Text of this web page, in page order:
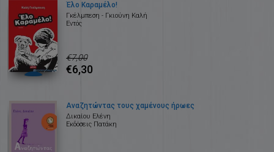
Έλο Καραμέλο!
Γκέλμπεση - Γκιούνη Καλή
Εντός
€7,00
€6,30
Αναζητώντας τους χαμένους ήρωες
Δικαίου Ελένη
Εκδόσεις Πατάκη